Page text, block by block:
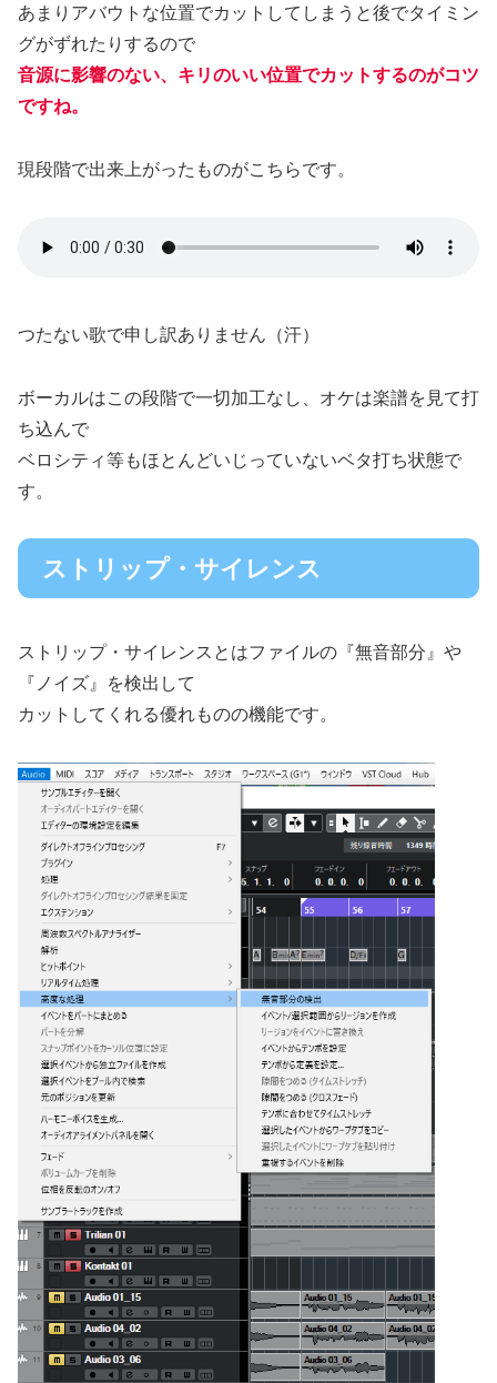
あまりアバウトな位置でカットしてしまうと後でタイミン
グがずれたりするので
音源に影響のない、キリのいい位置でカットするのがコツ
ですね。
現段階で出来上がったものがこちらです。
つたない歌で申し訳ありません（汗）
ボーカルはこの段階で一切加工なし、オケは楽譜を見て打
ち込んで
ベロシティ等もほとんどいじっていないベタ打ち状態で
す。
ストリップ・サイレンス
ストリップ・サイレンスとはファイルの『無音部分』や
『ノイズ』を検出して
カットしてくれる優れものの機能です。